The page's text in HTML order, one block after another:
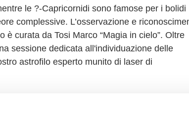
le ?-Capricornidi sono famose per i bolidi
complessive. L’osservazione e
curata da Tosi Marco “Magia in cielo”. Oltre
sessione dedicata all'individuazione delle
astrofilo esperto munito di laser di
€ (under 12 anni/over 65)
in Via Cardinala ad Argenta.